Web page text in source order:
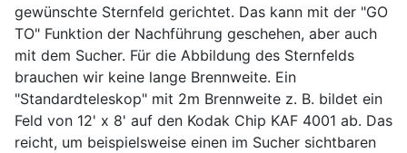
gewünschte Sternfeld gerichtet. Das kann mit der "GO
TO" Funktion der Nachführung geschehen, aber auch
mit dem Sucher. Für die Abbildung des Sternfelds
brauchen wir keine lange Brennweite. Ein
"Standardteleskop" mit 2m Brennweite z. B. bildet ein
Feld von 12' x 8' auf den Kodak Chip KAF 4001 ab. Das
reicht, um beispielsweise einen im Sucher sichtbaren